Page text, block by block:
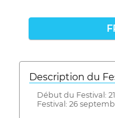
Description du
Début du Festival:
Festival: 26